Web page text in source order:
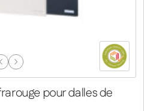
Previous
Slide
Next
Slide
pour dalles de